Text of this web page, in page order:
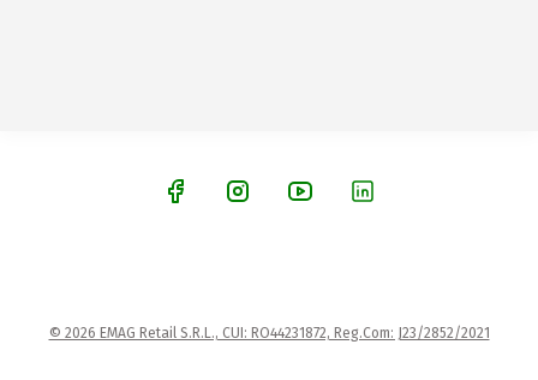
© 2026 EMAG Retail S.R.L., CUI: RO44231872, Reg.Com: J23/2852/2021